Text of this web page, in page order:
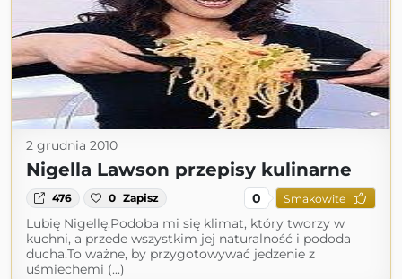
2 grudnia 2010
Nigella Lawson przepisy kulinarne
476 0 Zapisz 0 Smakowite
Lubię Nigellę.Podoba mi się klimat, który tworzy w
kuchni, a przede wszystkim jej naturalność i pododa
ducha.To ważne, by przygotowywać jedzenie z
uśmiechemi (...)